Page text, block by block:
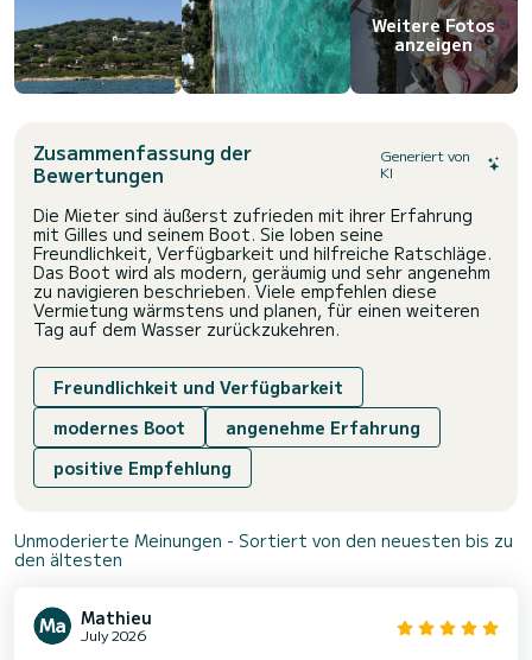
Weitere Fotos
anzeigen
Zusammenfassung der
Bewertungen
Generiert von
KI
Die Mieter sind äußerst zufrieden mit ihrer Erfahrung
mit Gilles und seinem Boot. Sie loben seine
Freundlichkeit, Verfügbarkeit und hilfreiche Ratschläge.
Das Boot wird als modern, geräumig und sehr angenehm
zu navigieren beschrieben. Viele empfehlen diese
Vermietung wärmstens und planen, für einen weiteren
Tag auf dem Wasser zurückzukehren.
Freundlichkeit und Verfügbarkeit
modernes Boot
angenehme Erfahrung
positive Empfehlung
Unmoderierte Meinungen - Sortiert von den neuesten bis zu
den ältesten
Mathieu
July 2026